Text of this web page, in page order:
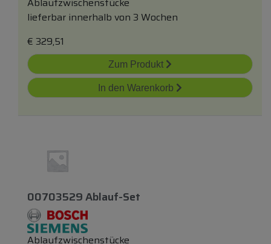
lieferbar innerhalb von 3 Wochen
€ 329,51
Zum Produkt
In den Warenkorb
00703529 Ablauf-Set
Ablaufzwischenstücke